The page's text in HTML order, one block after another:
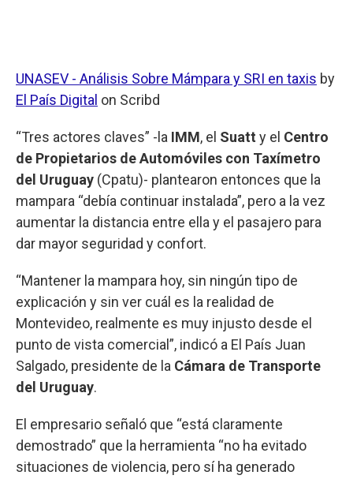
UNASEV - Análisis Sobre Mámpara y SRI en taxis by
El País Digital on Scribd
“Tres actores claves” -la IMM, el Suatt y el Centro
de Propietarios de Automóviles con Taxímetro
del Uruguay (Cpatu)- plantearon entonces que la
mampara “debía continuar instalada”, pero a la vez
aumentar la distancia entre ella y el pasajero para
dar mayor seguridad y confort.
“Mantener la mampara hoy, sin ningún tipo de
explicación y sin ver cuál es la realidad de
Montevideo, realmente es muy injusto desde el
punto de vista comercial”, indicó a El País Juan
Salgado, presidente de la Cámara de Transporte
del Uruguay.
El empresario señaló que “está claramente
demostrado” que la herramienta “no ha evitado
situaciones de violencia, pero sí ha generado